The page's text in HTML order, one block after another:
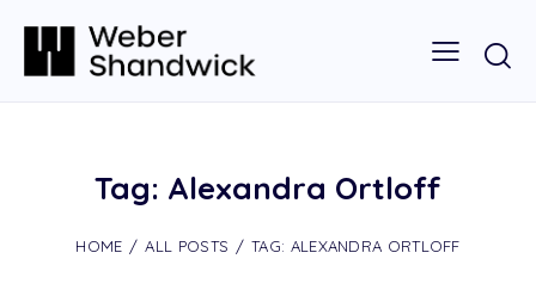
Tag: Alexandra Ortloff
HOME ALL POSTS TAG: ALEXANDRA ORTLOFF